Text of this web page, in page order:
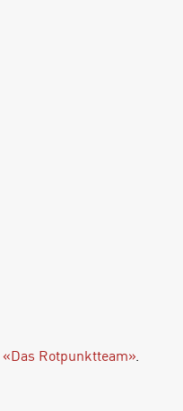
«Das Rotpunktteam»